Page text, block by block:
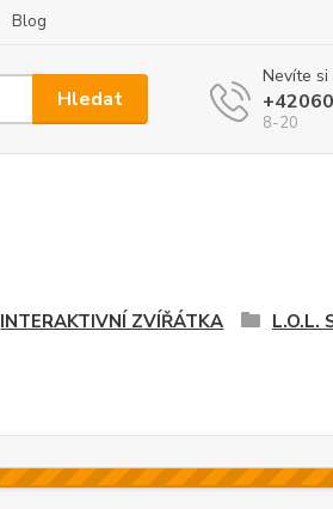
Blog
Hledat
Nevíte si
8-20
INTERAKTIVNÍ ZVÍŘÁTKA L.O.L.